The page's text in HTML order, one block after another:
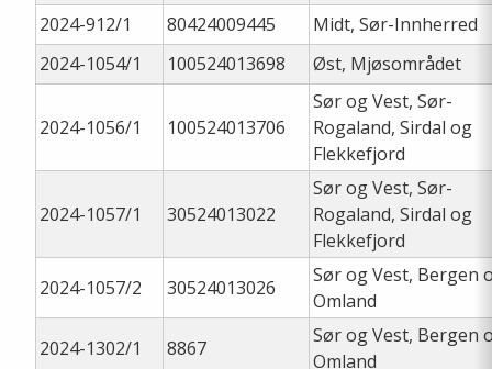
2024-912/1
80424009445
Midt, Sør-Innherred
2024-1054/1
100524013698 Øst, Mjøsområdet
2024-1056/1 100524013706
Sør og Vest, Sør-
Rogaland, Sirdal og
Flekkefjord
2024-1057/1 30524013022
Sør og Vest, Sør-
Rogaland, Sirdal og
Flekkefjord
2024-1057/2
30524013026
Sør og Vest, Bergen
Omland
2024-1302/1
8867
Sør og Vest, Bergen
Omland